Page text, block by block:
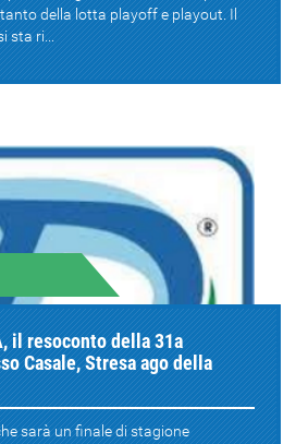
della lotta playoff e playout. Il
sta ri...
il resoconto della 31a
Casale, Stresa ago della
sarà un finale di stagione